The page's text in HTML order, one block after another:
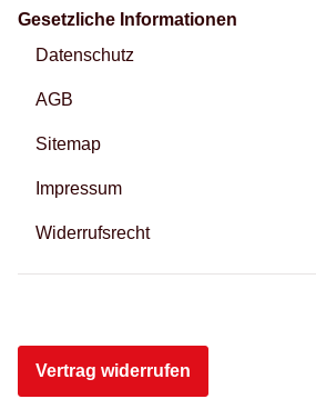
Gesetzliche Informationen
Datenschutz
AGB
Sitemap
Impressum
Widerrufsrecht
Vertrag widerrufen